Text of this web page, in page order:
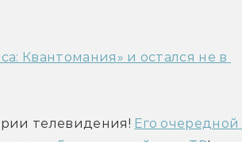
Квантомания» и остался не в
телевидения! Его очередной